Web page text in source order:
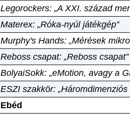
Legorockers: „A XXI. század
Materex: „Róka-nyúl játékgép”
Murphy's Hands: „Mérések
Reboss csapat: „Reboss csapat”
BolyaiSokk: „eMotion, avagy a
ESZI szakkör: „Háromdimenziós
Ebéd